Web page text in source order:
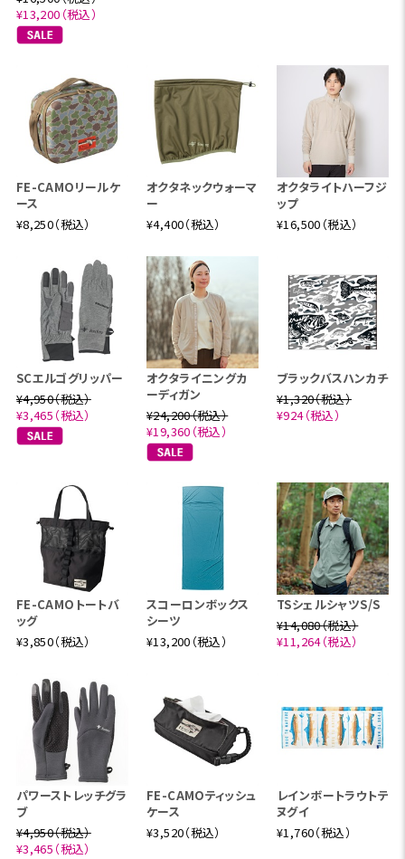
¥13,200（税込）
FE-CAMOリールケ
ース
¥8,250（税込）
オクタネックウォーマ
ー
¥4,400（税込）
オクタライトハーフジ
ップ
¥16,500（税込）
SCエルゴグリッパー
¥4,950（税込）
¥3,465（税込）
オクタライニングカ
ーディガン
¥24,200（税込）
¥19,360（税込）
ブラックバスハンカチ
¥1,320（税込）
¥924（税込）
FE-CAMOトートバ
ッグ
¥3,850（税込）
スコーロンボックス
シーツ
¥13,200（税込）
TSシェルシャツS/S
¥14,080（税込）
¥11,264（税込）
パワーストレッチグラ
ブ
¥4,950（税込）
¥3,465（税込）
FE-CAMOティッシュ
ケース
¥3,520（税込）
レインボートラウトテ
ヌグイ
¥1,760（税込）